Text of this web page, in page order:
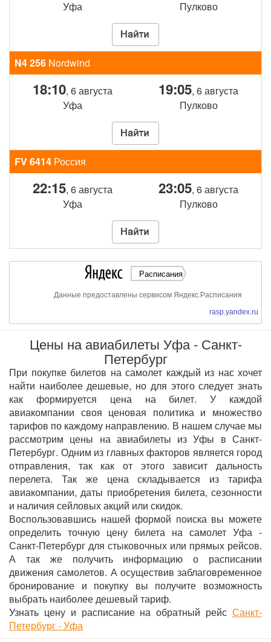
Уфа
Пулково
N4 256 Nordwind
18:10, 6 августа
Уфа
19:05, 6 августа
Пулково
FV 6414 Россия
22:15, 6 августа
Уфа
23:05, 6 августа
Пулково
Расписания
Данные предоставлены сервисом Яндекс.Расписания
rasp.yandex.ru
Цены на авиабилеты Уфа - Санкт-
Петербург
При покупке билетов на самолет каждый из нас хочет
найти наиболее дешевые, но для этого следует знать
как формируется цена на билет. У каждой
авиакомпании своя ценовая политика и множество
тарифов по каждому направлению. В нашем случае мы
рассмотрим цены на авиабилеты из Уфы в Санкт-
Петербург. Одним из главных факторов является город
отправления, так как от этого зависит дальность
перелета. Так же цена складывается из тарифа
авиакомпании, даты приобретения билета, сезонности
и наличия сейловых акций или скидок.
Воспользовавшись нашей формой поиска вы можете
определить точную цену билета на самолет Уфа -
Санкт-Петербург для стыковочных или прямых рейсов.
А так же получить информацию о расписании
движения самолетов. А осуществив заблаговременное
бронирование и покупку вы получите возможность
выбрать наиболее дешевый тариф.
Узнать цену и расписание на обратный рейс Санкт-
Петербург - Уфа